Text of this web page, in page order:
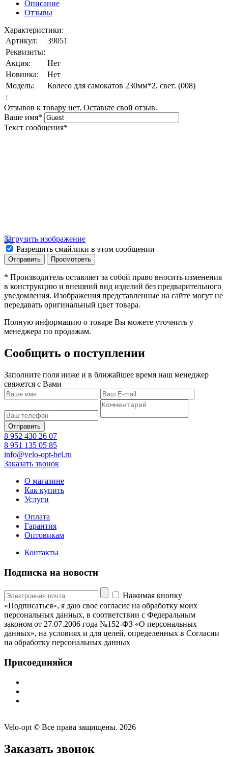
Описание
Отзывы
Характеристики:
Артикул:
39051
Реквизиты:
Акция:
Нет
Новинка:
Нет
Модель:
Колесо для самокатов 230мм*2, свет. (008)
:
Отзывов к товару нет. Оставьте свой отзыв.
Ваше имя*
Текст сообщения*
Загрузить изображение
Разрешить смайлики в этом сообщении
* Производитель оставляет за собой право вносить изменения
в конструкцию и внешний вид изделий без предварительного
уведомления. Изображения представленные на сайте могут не
передавать оригинальный цвет товара.
Полную информацию о товаре Вы можете уточнить у
менеджера по продажам.
Сообщить о поступлении
Заполните поля ниже и в ближайшее время наш менеджер
свяжется с Вами
8 952 430 26 07
8 951 135 05 85
info@velo-opt-bel.ru
Заказать звонок
О магазине
Как купить
Услуги
Оплата
Гарантия
Оптовикам
Контакты
Подписка на новости
Нажимая кнопку
«Подписаться», я даю свое согласие на обработку моих
персональных данных, в соответствии с Федеральным
законом от 27.07.2006 года №152-ФЗ «О персональных
данных», на условиях и для целей, определенных в Согласии
на обработку персональных данных
Присоединяйся
Velo-opt © Все права защищены. 2026
Заказать звонок